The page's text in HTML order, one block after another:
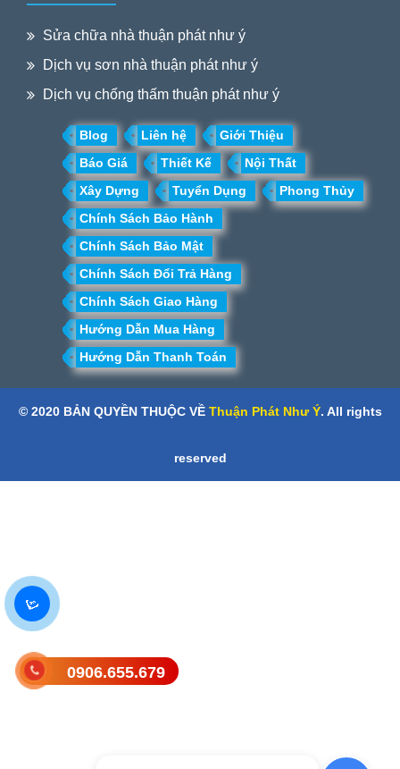
Sửa chữa nhà thuận phát như ý
Dịch vụ sơn nhà thuận phát như ý
Dịch vụ chống thấm thuận phát như ý
Blog Liên hệ
Giới Thiệu
Báo Giá
Thiết Kế
Nội Thất
Xây Dựng
Tuyển Dụng
Phong Thủy
Chính Sách Bảo Hành
Chính Sách Bảo Mật
Chính Sách Đổi Trả Hàng
Chính Sách Giao Hàng
Hướng Dẫn Mua Hàng
Hướng Dẫn Thanh Toán
0906.655.679
© 2020 BẢN QUYỀN THUỘC VỀ Thuận Phát Như Ý. All rights
reserved